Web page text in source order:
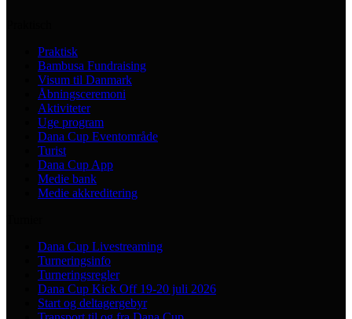
Praktisk
Bambusa Fundraising
Visum til Danmark
Åbningsceremoni
Aktiviteter
Uge program
Dana Cup Eventområde
Turist
Dana Cup App
Medie bank
Medie akkreditering
Dana Cup Livestreaming
Turneringsinfo
Turneringsregler
Dana Cup Kick Off 19-20 juli 2026
Start og deltagergebyr